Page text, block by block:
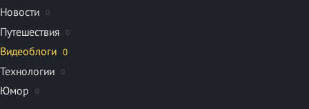
Новости 0
Путешествия 0
Видеоблоги 0
Технологии 0
Юмор 0